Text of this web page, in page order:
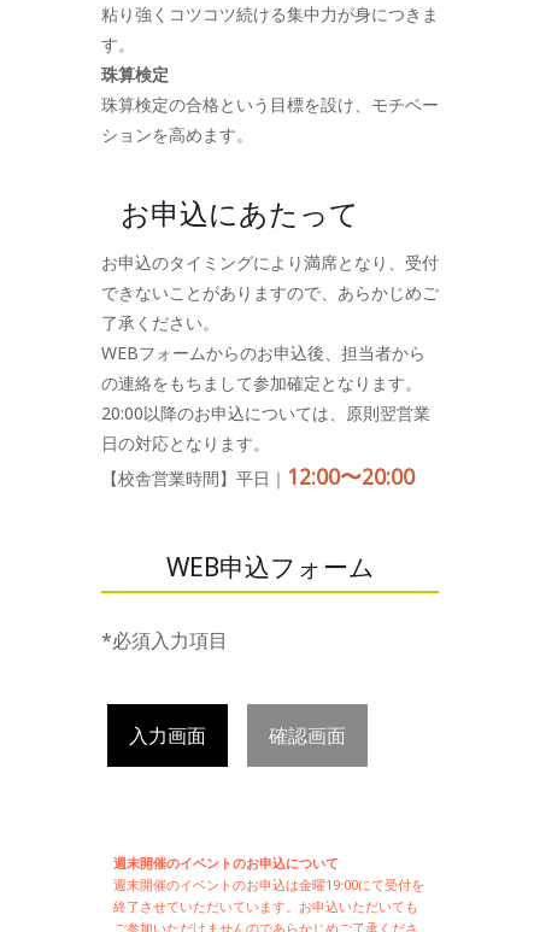
粘り強くコツコツ続ける集中力が身につきま
す。
珠算検定
珠算検定の合格という目標を設け、モチベー
ションを高めます。
お申込にあたって
お申込のタイミングにより満席となり、受付
できないことがありますので、あらかじめご
了承ください。
WEBフォームからのお申込後、担当者から
の連絡をもちまして参加確定となります。
20:00以降のお申込については、原則翌営業
日の対応となります。
【校舎営業時間】平日｜ 12:00〜20:00
WEB申込フォーム
*必須入力項目
入力画面 確認画面
週末開催のイベントのお申込について
週末開催のイベントのお申込は金曜19:00にて受付を
終了させていただいています。お申込いただいても
ご参加いただけませんのであらかじめご了承くださ